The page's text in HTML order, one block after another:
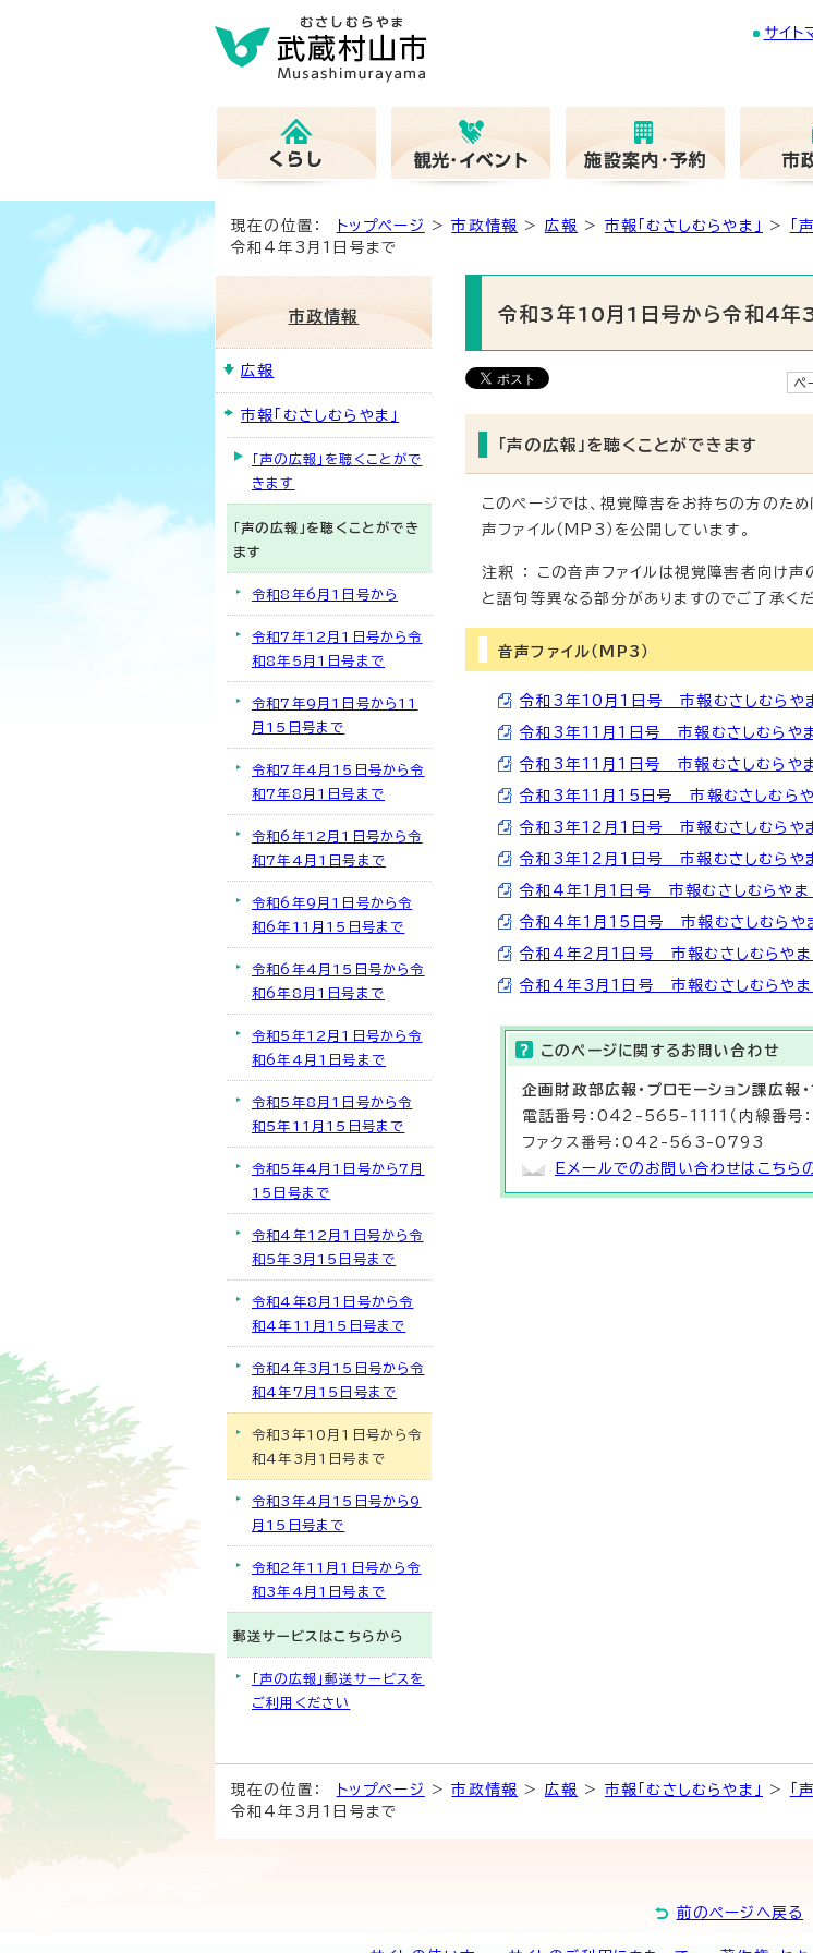
サイト
現在の位置： トップページ >市政情報 > 広報 > 市報「むさしむらやま」 > 「
令和4年3月1日号まで
令和3年10月1日号から令和4年
ペ
「声の広報」を聴くことができます
このページでは、視覚障害をお持ちの方のた
声ファイル（MP3）を公開しています。
注釈 ： この音声ファイルは視覚障害者向け声
と語句等異なる部分がありますのでご了承くだ
音声ファイル（MP3）
令和3年10月1日号 市報むさしむらや
令和3年11月1日号 市報むさしむらや
令和3年11月1日号 市報むさしむらや
令和3年11月15日号 市報むさしむら
令和3年12月1日号 市報むさしむらや
令和3年12月1日号 市報むさしむらや
令和4年1月1日号 市報むさしむらや
令和4年1月15日号 市報むさしむらや
令和4年2月1日号 市報むさしむらや
令和4年3月1日号 市報むさしむらや
このページに関する お問い合わせ
企画財政部広報・プロモーション課 広報
電話番号：042-565-1111（内線番号
ファクス番号：042-563-0793
Eメールでのお問い合わせはこちら
市政情報
広報
市報「むさしむらやま」
「声の広報」を聴くことがで
きます
「声の広報」を聴くことができ
ます
令和8年6月1日号から
令和7年12月1日号から令
和8年5月1日号まで
令和7年9月1日号から11
月15日号まで
令和7年4月15日号から令
和7年8月1日号まで
令和6年12月1日号から令
和7年4月1日号まで
令和6年9月1日号から令
和6年11月15日号まで
令和6年4月15日号から令
和6年8月1日号まで
令和5年12月1日号から令
和6年4月1日号まで
令和5年8月1日号から令
和5年11月15日号まで
令和5年4月1日号から7月
15日号まで
令和4年12月1日号から令
和5年3月15日号まで
令和4年8月1日号から令
和4年11月15日号まで
令和4年3月15日号から令
和4年7月15日号まで
令和3年10月1日号から令
和4年3月1日号まで
令和3年4月15日号から9
月15日号まで
令和2年11月1日号から令
和3年4月1日号まで
郵送サービスはこちらから
「声の広報」郵送サービスを
ご利用ください
現在の位置： トップページ >市政情報 > 広報 > 市報「むさしむらやま」 > 「
令和4年3月1日号まで
前のページへ戻る